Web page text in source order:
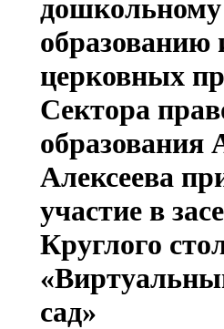
дошкольному
образованию
церковных
Сектора
образования
Алексеева
участие в
Круглого
сад»